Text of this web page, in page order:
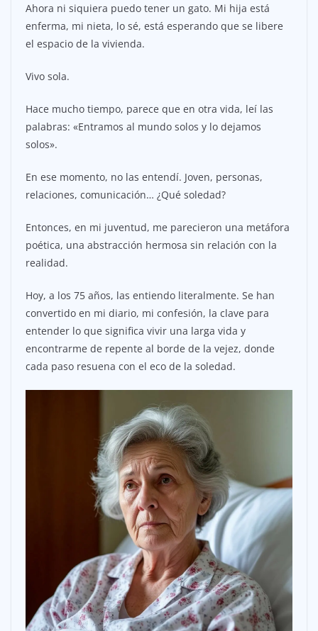
Ahora ni siquiera puedo tener un gato. Mi hija está
enferma, mi nieta, lo sé, está esperando que se libere
el espacio de la vivienda.
Vivo sola.
Hace mucho tiempo, parece que en otra vida, leí las
palabras: «Entramos al mundo solos y lo dejamos
solos».
En ese momento, no las entendí. Joven, personas,
relaciones, comunicación… ¿Qué soledad?
Entonces, en mi juventud, me parecieron una metáfora
poética, una abstracción hermosa sin relación con la
realidad.
Hoy, a los 75 años, las entiendo literalmente. Se han
convertido en mi diario, mi confesión, la clave para
entender lo que significa vivir una larga vida y
encontrarme de repente al borde de la vejez, donde
cada paso resuena con el eco de la soledad.